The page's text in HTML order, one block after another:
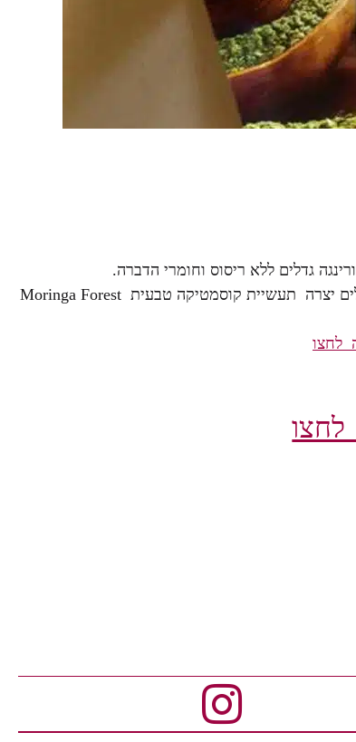
העץ הטרופי גדל מהר עם מעט מים יחסית ומקסימום איכות. סגולות העלים יצרה תעשיית קוסמטיקה טבעית Moringa Forest
לחצו